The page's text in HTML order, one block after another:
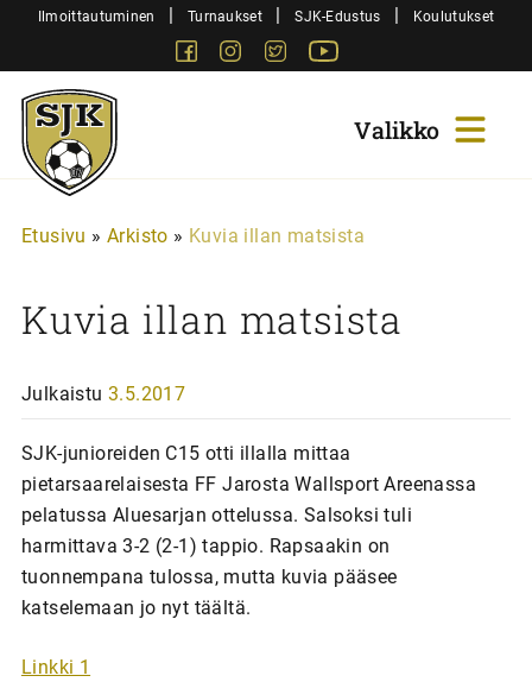
SiirryIlmoittautuminen | Turnaukset | SJK-Edustus | Koulutukset
FacebookInstagram
Twitter
Sjk-
Juniorit
Etusivu » Arkisto » Kuvia illan matsista
Kuvia illan matsista
Julkaistu 3.5.2017
SJK-junioreiden C15 otti illalla mittaa
pietarsaarelaisesta FF Jarosta Wallsport Areenassa
pelatussa Aluesarjan ottelussa. Salsoksi tuli
harmittava 3-2 (2-1) tappio. Rapsaakin on
tuonnempana tulossa, mutta kuvia pääsee
katselemaan jo nyt täältä.
Linkki 1